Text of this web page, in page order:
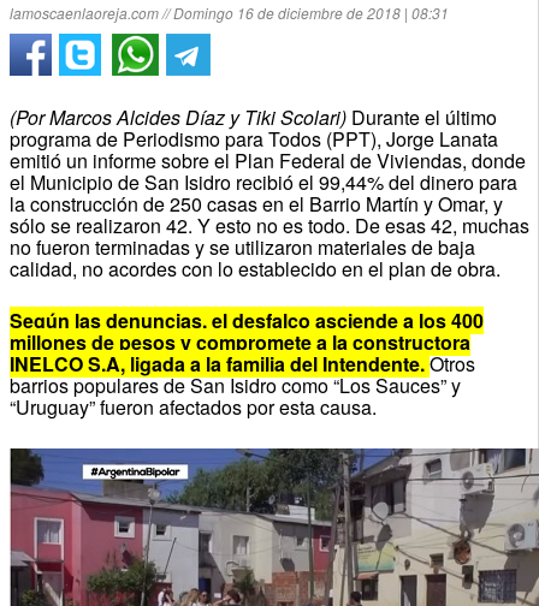
lamoscaenlaoreja.com // Domingo 16 de diciembre de 2018 | 08:31
(Por Marcos Alcides Díaz y Tiki Scolari)Durante el último
programa de Periodismo para Todos (PPT), Jorge Lanata
emitió un informe sobre el Plan Federal de Viviendas, donde
el Municipio de San Isidro recibió el 99,44% del dinero para
la construcción de 250 casas en el Barrio Martín y Omar, y
sólo se realizaron 42. Y esto no es todo. De esas 42, muchas
no fueron terminadas y se utilizaron materiales de baja
calidad, no acordes con lo establecido en el plan de obra.
Según las denuncias, el desfalco asciende a los 400
millones de pesos y compromete a la constructora
INELCO S.A, ligada a la familia del Intendente.Otros
barrios populares de San Isidro como “Los Sauces” y
“Uruguay” fueron afectados por esta causa.